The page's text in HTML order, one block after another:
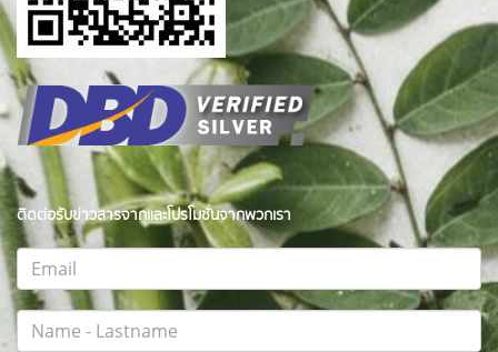
ติดต่อรับข่าวสารจากและโปรโมชั่นจากพวกเรา